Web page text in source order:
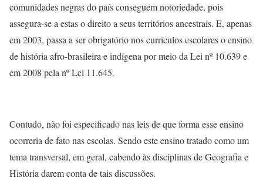
comunidades negras do país conseguem notoriedade, pois
assegura-se a estas o direito a seus territórios ancestrais. E, apenas
em 2003, passa a ser obrigatório nos currículos escolares o ensino
de história afro-brasileira e indígena por meio da Lei nº 10.639 e
em 2008 pela nº Lei 11.645.
Contudo, não foi especificado nas leis de que forma esse ensino
ocorreria de fato nas escolas. Sendo este ensino tratado como um
tema transversal, em geral, cabendo às disciplinas de Geografia e
História darem conta de tais discussões.